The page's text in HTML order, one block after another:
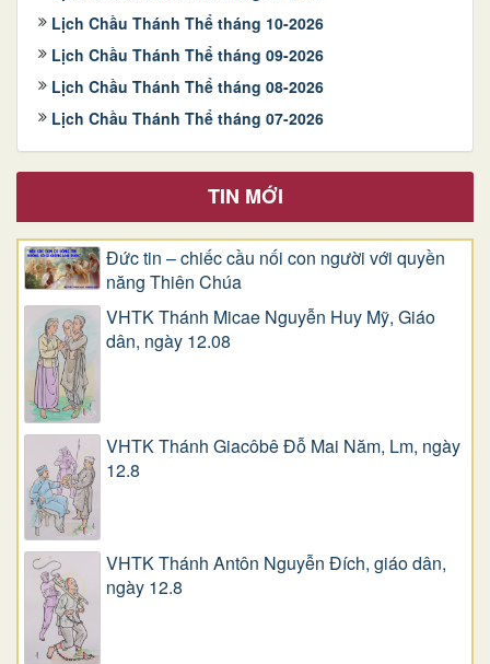
Lịch Chầu Thánh Thể tháng 10-2026
Lịch Chầu Thánh Thể tháng 09-2026
Lịch Chầu Thánh Thể tháng 08-2026
Lịch Chầu Thánh Thể tháng 07-2026
TIN MỚI
Đức tin – chiếc cầu nối con người với quyền
năng Thiên Chúa
VHTK Thánh Micae Nguyễn Huy Mỹ, Giáo
dân, ngày 12.08
VHTK Thánh Giacôbê Ðỗ Mai Năm, Lm, ngày
12.8
VHTK Thánh Antôn Nguyễn Ðích, giáo dân,
ngày 12.8